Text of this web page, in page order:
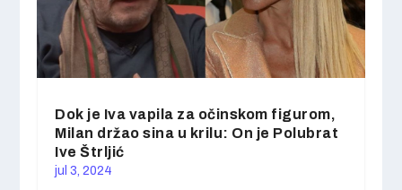
Dok je Iva vapila za očinskom figurom,
Milan držao sina u krilu: On je Polubrat
Ive Štrljić
jul 3, 2024